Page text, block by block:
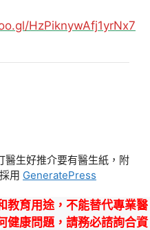
HzPiknywAfj1yrNx7
生好推介要有醫生紙，附
用 GeneratePress
教育用途，不能替代專業醫
健康問題，請務必諮詢合資